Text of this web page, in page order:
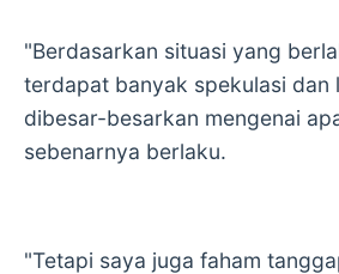
"Berdasarkan situasi yang
terdapat banyak spekulasi dan
dibesar-besarkan mengenai
sebenarnya berlaku.
"Tetapi saya juga faham